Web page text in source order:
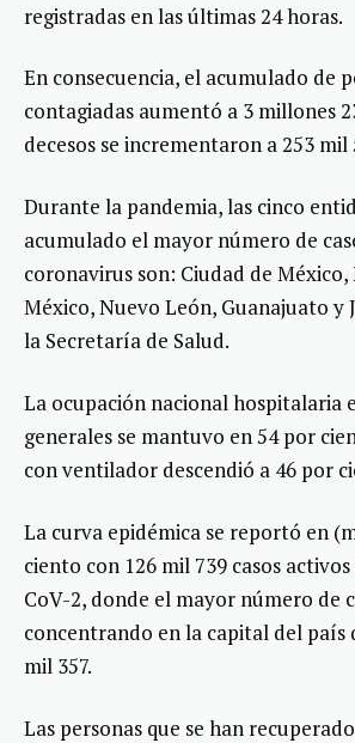
registradas en las últimas 24 horas.
En consecuencia, el acumulado de
contagiadas aumentó a 3 millones
decesos se incrementaron a 253 mil
Durante la pandemia, las cinco
acumulado el mayor número de
coronavirus son: Ciudad de México,
México, Nuevo León, Guanajuato y
la Secretaría de Salud.
La ocupación nacional hospitalaria
generales se mantuvo en 54 por
con ventilador descendió a 46 por
La curva epidémica se reportó en
ciento con 126 mil 739 casos
CoV-2, donde el mayor número de
concentrando en la capital del país
mil 357.
Las personas que se han